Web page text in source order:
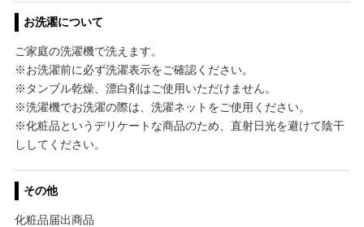
お洗濯について
ご家庭の洗濯機で洗えます。
※お洗濯前に必ず洗濯表示をご確認ください。
※タンブル乾燥、漂白剤はご使用いただけません。
※洗濯機でお洗濯の際は、洗濯ネットをご使用ください。
※化粧品というデリケートな商品のため、直射日光を避けて陰干
ししてください。
その他
化粧品届出商品